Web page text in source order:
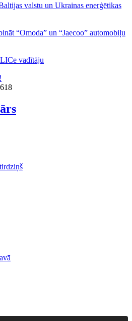
valstu un Ukrainas enerģētikas
“Omoda” un “Jaecoo” automobiļu
vadītāju
18